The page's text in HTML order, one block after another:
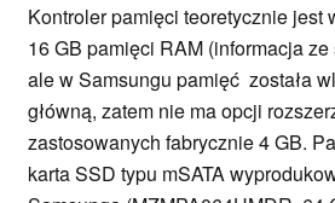
Kontroler pamięci teoretycznie jest
16 GB pamięci RAM (informacja
ale w Samsungu pamięć została
główną, zatem nie ma opcji
zastosowanych fabrycznie 4 GB.
karta SSD typu mSATA